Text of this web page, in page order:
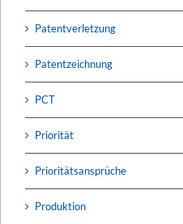
Patentverletzung
Patentzeichnung
PCT
Priorität
Prioritätsansprüche
Produktion